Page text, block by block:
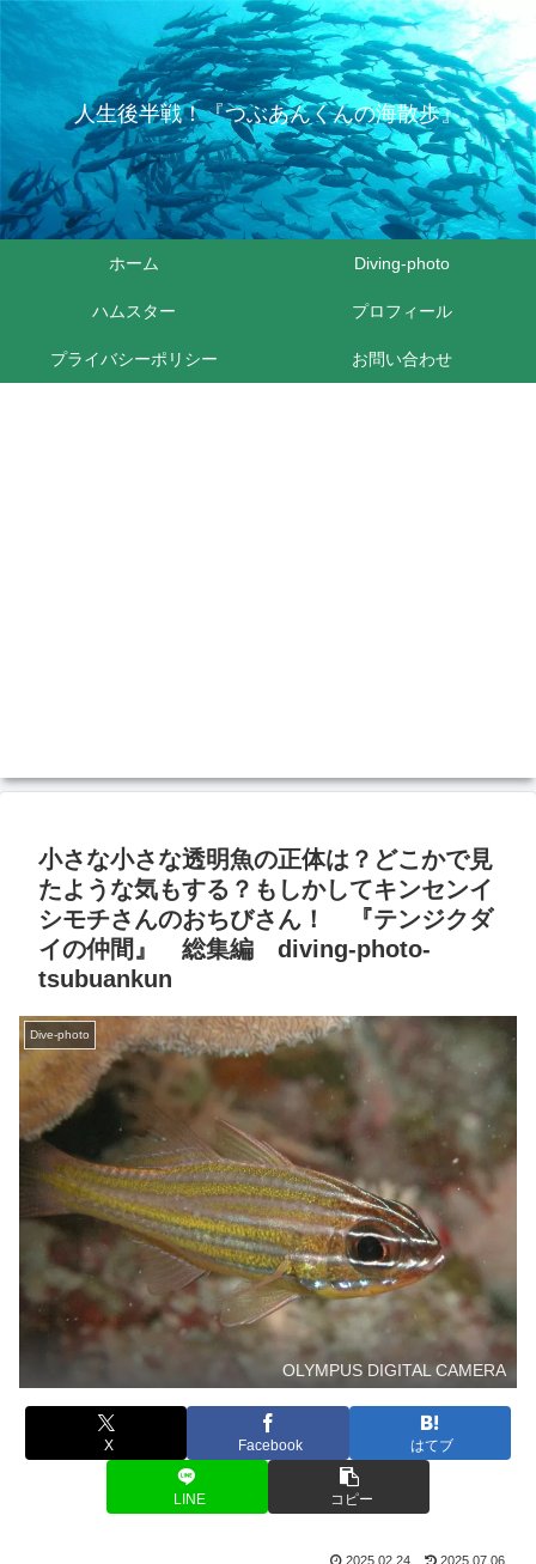
人生後半戦！『つぶあんくんの海散歩』
ホーム Diving-photo
ハムスター プロフィール
プライバシーポリシー お問い合わせ
小さな小さな透明魚の正体は？どこかで見
たような気もする？もしかしてキンセンイ
シモチさんのおちびさん！ 『テンジクダ
イの仲間』 総集編 diving-photo‐
tsubuankun
Dive-photo
OLYMPUS DIGITAL CAMERA
X Facebook はてブ
LINE コピー
2025.02.24 2025.07.06